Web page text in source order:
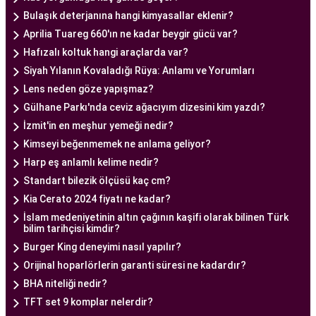
bir tüp bebek hizmeti sunar.
Ankara Tüp Bebek Doktoru
Tüp bebek tedavisi, uzman bir ekibin liderliğinde
ve deneyimli bir doktorun rehberliğinde
yürütülmesi gereken bir süreçtir. Ankara Tüp
Bebek Merkezi'nde görev alan uzman tüp bebek
doktoru, çiftlere kapsamlı bir yaklaşımla tedavi
sunar.
Ankara Tüp Bebek Doktoru
sürecinde çiftlere rehberlik eder ve tedavinin her
aşamasında destek sağlar. Çiftin tıbbi geçmişini
değerlendirir, bireysel durumlarını analiz eder ve
en uygun tedavi planını oluşturur. Tedavi
sürecinde çiftlere duygusal destek sağlamak da
doktorun önemli görevlerinden biridir.
Bulaşık deterjanına hangi kimyasallar eklenir?
Aprilia Tuareg 660'ın ne kadar beygir gücü var?
Hafızalı koltuk hangi araçlarda var?
Siyah Yılanın Kovaladığı Rüya: Anlamı ve Yorumları
Lens neden göze yapışmaz?
Gülhane Parkı'nda ceviz ağacıyım dizesini kim yazdı?
İzmit'in en meşhur yemeği nedir?
Kimseyi beğenmemek ne anlama geliyor?
Harp eş anlamlı kelime nedir?
Standart bilezik ölçüsü kaç cm?
Kia Cerato 2024 fiyatı ne kadar?
İslam medeniyetinin altın çağının kaşifi olarak bilinen Türk
bilim tarihçisi kimdir?
Burger King deneyimi nasıl yapılır?
Orijinal hoparlörlerin garanti süresi ne kadardır?
BHA niteliği nedir?
TFT set 9 komplar nelerdir?